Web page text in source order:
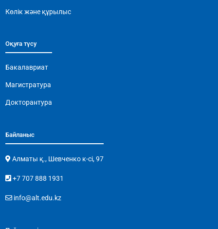
Көлік және құрылыс
Оқуға түсу
Бакалавриат
Магистратура
Докторантура
Байланыс
Алматы қ., Шевченко к-сі, 97
+7 707 888 1931
info@alt.edu.kz